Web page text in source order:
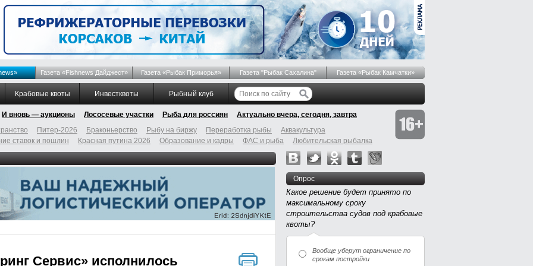
Газета «Fishnews Дайджест» Газета «Рыбак Приморья» Газета "Рыбак Сахалина" Газета «Рыбак Камчатки»
Крабовые квоты Инвестквоты Рыбный клуб
И вновь — аукционы Лососевые участки Рыба для россиян
Актуально вчера, сегодня, завтра
Питер-2026 Браконьерство Рыбу на биржу Переработка рыбы
Аквакультура
ставок и пошлин Красная путина 2026 Образование и кадры ФАС и рыба Любительская рыбалка
Сервис» исполнилось
Опрос
Какое решение будет принято по
максимальному сроку
строительства судов под крабовые
квоты?
Вообще уберут ограничение по
срокам постройки